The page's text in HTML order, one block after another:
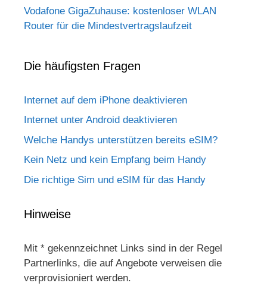
Vodafone GigaZuhause: kostenloser WLAN
Router für die Mindestvertragslaufzeit
Die häufigsten Fragen
Internet auf dem iPhone deaktivieren
Internet unter Android deaktivieren
Welche Handys unterstützen bereits eSIM?
Kein Netz und kein Empfang beim Handy
Die richtige Sim und eSIM für das Handy
Hinweise
Mit * gekennzeichnet Links sind in der Regel
Partnerlinks, die auf Angebote verweisen die
verprovisioniert werden.